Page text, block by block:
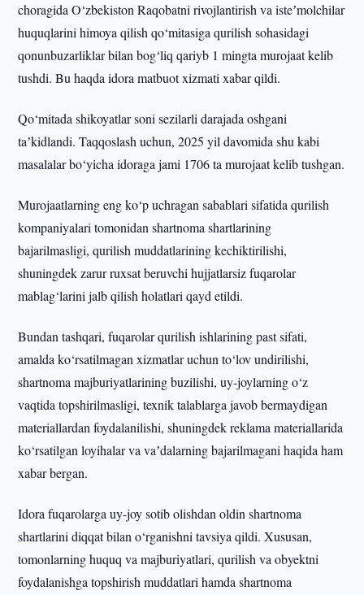
choragida O‘zbekiston Raqobatni rivojlantirish va isteʼmolchilar
huquqlarini himoya qilish qo‘mitasiga qurilish sohasidagi
qonunbuzarliklar bilan bog‘liq qariyb 1 mingta murojaat kelib
tushdi. Bu haqda idora matbuot xizmati xabar qildi.
Qo‘mitada shikoyatlar soni sezilarli darajada oshgani
taʼkidlandi. Taqqoslash uchun, 2025 yil davomida shu kabi
masalalar bo‘yicha idoraga jami 1706 ta murojaat kelib tushgan.
Murojaatlarning eng ko‘p uchragan sabablari sifatida qurilish
kompaniyalari tomonidan shartnoma shartlarining
bajarilmasligi, qurilish muddatlarining kechiktirilishi,
shuningdek zarur ruxsat beruvchi hujjatlarsiz fuqarolar
mablag‘larini jalb qilish holatlari qayd etildi.
Bundan tashqari, fuqarolar qurilish ishlarining past sifati,
amalda ko‘rsatilmagan xizmatlar uchun to‘lov undirilishi,
shartnoma majburiyatlarining buzilishi, uy-joylarning o‘z
vaqtida topshirilmasligi, texnik talablarga javob bermaydigan
materiallardan foydalanilishi, shuningdek reklama materiallarida
ko‘rsatilgan loyihalar va vaʼdalarning bajarilmagani haqida ham
xabar bergan.
Idora fuqarolarga uy-joy sotib olishdan oldin shartnoma
shartlarini diqqat bilan o‘rganishni tavsiya qildi. Xususan,
tomonlarning huquq va majburiyatlari, qurilish va obyektni
foydalanishga topshirish muddatlari hamda shartnoma